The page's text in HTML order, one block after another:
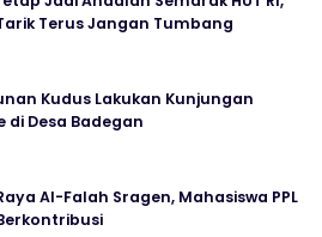
Terus Jangan Tumbang
Kudus Lakukan Kunjungan
di Desa Badegan
Al-Falah Sragen, Mahasiswa PPL